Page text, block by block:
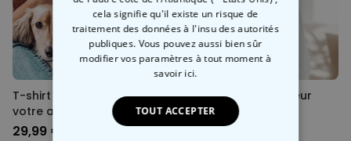
T-shirt personnalisé avec
votre animal de
compagnie Cartoon
29,99 €
Pull personnalisé Cœur
avec initiales
39,99 €
cela signifie qu'il existe un risque de
traitement des données à l'insu des autorités
publiques. Vous pouvez aussi bien sûr
modifier vos paramètres à tout momentà
savoir ici.
TOUT ACCEPTER